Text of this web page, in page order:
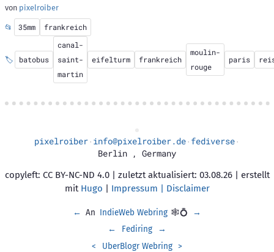
von pixelroiber
📂 35mm frankreich
🏷️ batobus
canal-
saint-
martin
eifelturm frankreich
moulin-
rouge
paris
pixelroiber· info@pixelroiber.de· fediverse·
Berlin , Germany
copyleft: CC BY-NC-ND 4.0 | zuletzt aktualisiert: 03.08.26 | erstellt
mit Hugo | Impressum | Disclaimer
← An IndieWeb Webring 🕸💍
→
←
Fediring
→
<
UberBlogr Webring >